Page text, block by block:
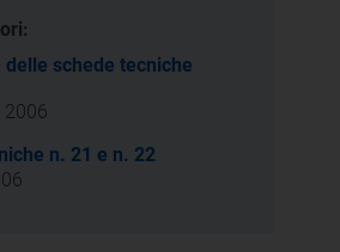
schede tecniche
2006
n. 21 e n. 22